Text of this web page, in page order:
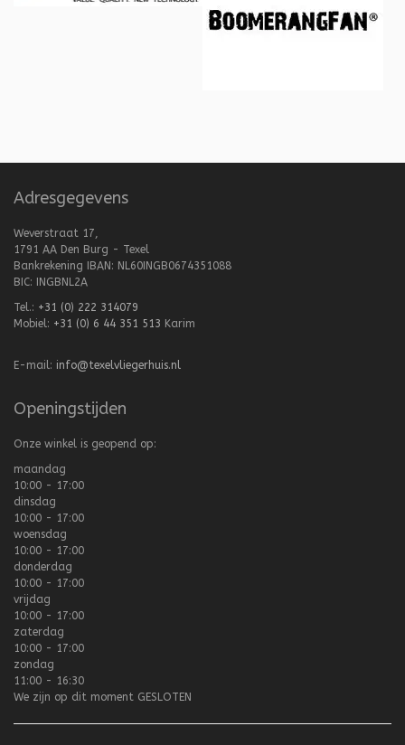
Adresgegevens
Weverstraat 17,
1791 AA Den Burg - Texel
Bankrekening IBAN: NL60INGB0674351088
BIC: INGBNL2A
Tel.: +31 (0) 222 314079
Mobiel: +31 (0) 6 44 351 513 Karim
E-mail: info@texelvliegerhuis.nl
Openingstijden
Onze winkel is geopend op:
maandag
10:00 - 17:00
dinsdag
10:00 - 17:00
woensdag
10:00 - 17:00
donderdag
10:00 - 17:00
vrijdag
10:00 - 17:00
zaterdag
10:00 - 17:00
zondag
11:00 - 16:30
We zijn op dit moment GESLOTEN